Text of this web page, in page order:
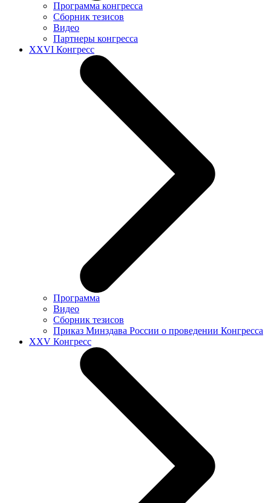
Программа конгресса
Сборник тезисов
Видео
Партнеры конгресса
XXVI Конгресс
Программа
Видео
Сборник тезисов
Приказ Минздава России о проведении Конгресса
XXV Конгресс